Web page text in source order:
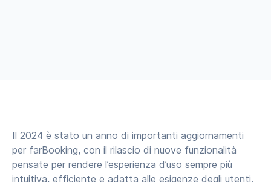
Il 2024 è stato un anno di importanti aggiornamenti
per farBooking, con il rilascio di nuove funzionalità
pensate per rendere l’esperienza d’uso sempre più
intuitiva, efficiente e adatta alle esigenze degli utenti.